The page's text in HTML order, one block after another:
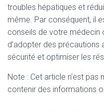
troubles hépatiques et
même. Par conséquent, il
conseils de votre médecin
d’adopter des
sécurité et optimiser les
Note : Cet article n'est pas
contenir des informations